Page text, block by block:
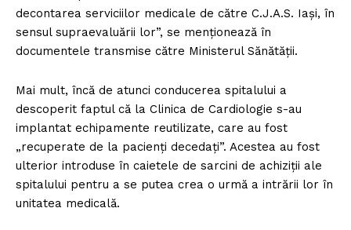
decontarea serviciilor medicale de către C.J.A.S. Iaşi, în
sensul supraevaluării lor”, se menționează în
documentele transmise către Ministerul Sănătății.
Mai mult, încă de atunci conducerea spitalului a
descoperit faptul că la Clinica de Cardiologie s-au
implantat echipamente reutilizate, care au fost
„recuperate de la pacienți decedați”. Acestea au fost
ulterior introduse în caietele de sarcini de achiziții ale
spitalului pentru a se putea crea o urmă a intrării lor în
unitatea medicală.